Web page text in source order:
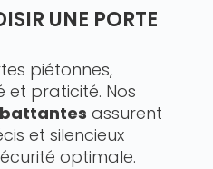
UNE PORTE
piétonnes,
et praticité. Nos
assurent
et silencieux
optimale.